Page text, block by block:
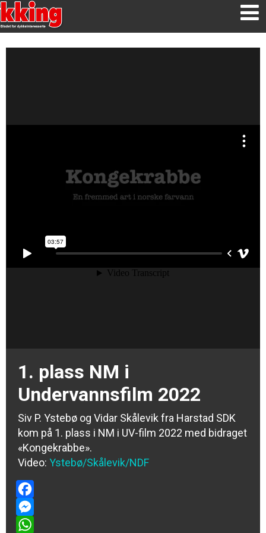
1. plass NM i
Undervannsfilm 2022
Siv P. Ystebø og Vidar Skålevik fra Harstad SDK
kom på 1. plass i NM i UV-film 2022 med bidraget
«Kongekrabbe».
Video: Ystebø/Skålevik/NDF
Facebook
Messenger